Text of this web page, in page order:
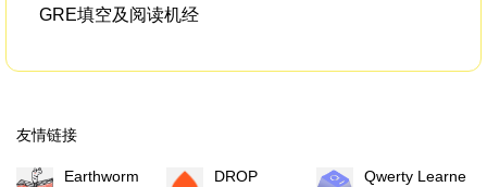
GRE填空及阅读机经
友情链接
Earthworm DROP Qwerty Learner